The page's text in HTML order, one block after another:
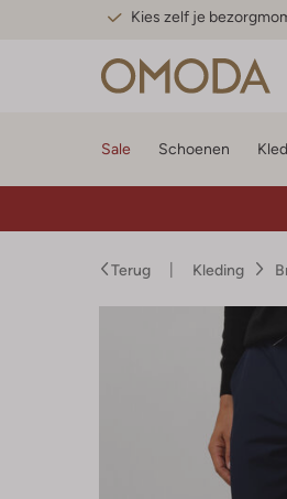
Kies zelf je
Sale Schoenen
Terug Kleding